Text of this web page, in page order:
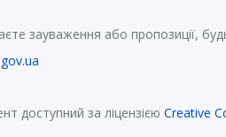
зауваження або пропозиції,
доступний за ліцензією Creative